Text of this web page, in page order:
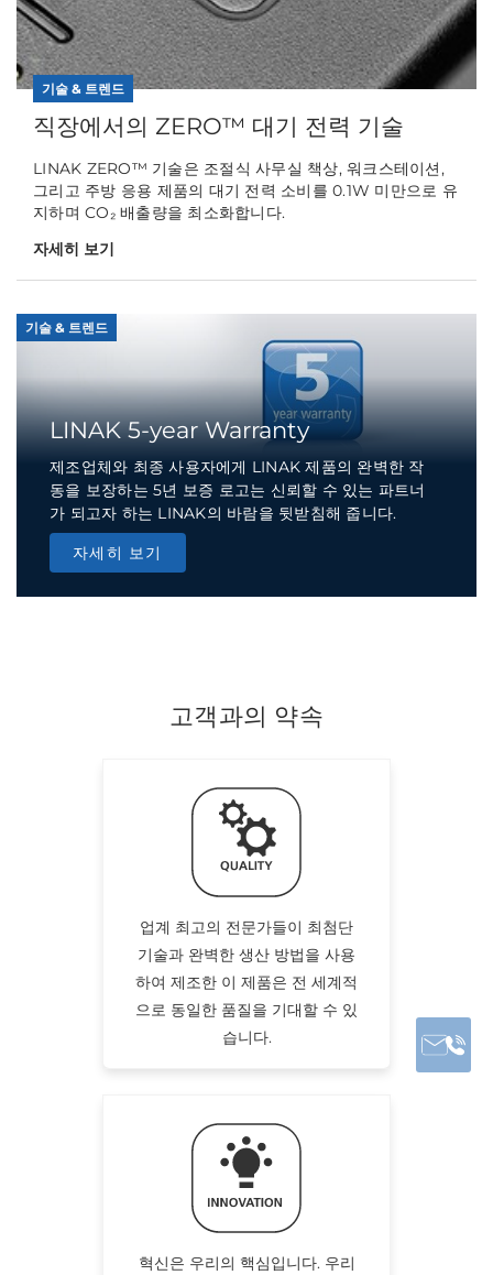
기술 & 트렌드
직장에서의 ZERO™ 대기 전력 기술
LINAK ZERO™ 기술은 조절식 사무실 책상, 워크스테이션,
그리고 주방 응용 제품의 대기 전력 소비를 0.1W 미만으로 유
지하며 CO₂ 배출량을 최소화합니다.
자세히 보기
기술 & 트렌드
LINAK 5-year Warranty
제조업체와 최종 사용자에게 LINAK 제품의 완벽한 작
동을 보장하는 5년 보증 로고는 신뢰할 수 있는 파트너
가 되고자 하는 LINAK의 바람을 뒷받침해 줍니다.
자세히 보기
고객과의 약속
업계 최고의 전문가들이 최첨단
기술과 완벽한 생산 방법을 사용
하여 제조한 이 제품은 전 세계적
으로 동일한 품질을 기대할 수 있
습니다.
혁신은 우리의 핵심입니다. 우리